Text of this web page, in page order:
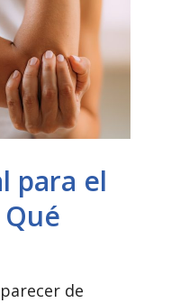
para el
de